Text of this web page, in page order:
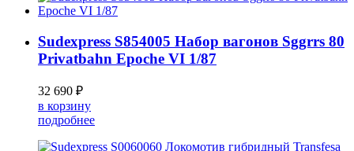
Sudexpress S854005 Набор вагонов Sggrrs 80
Privatbahn Epoche VI 1/87
32 690 ₽
в корзину
подробнее